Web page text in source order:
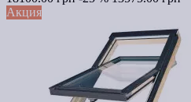
Акция